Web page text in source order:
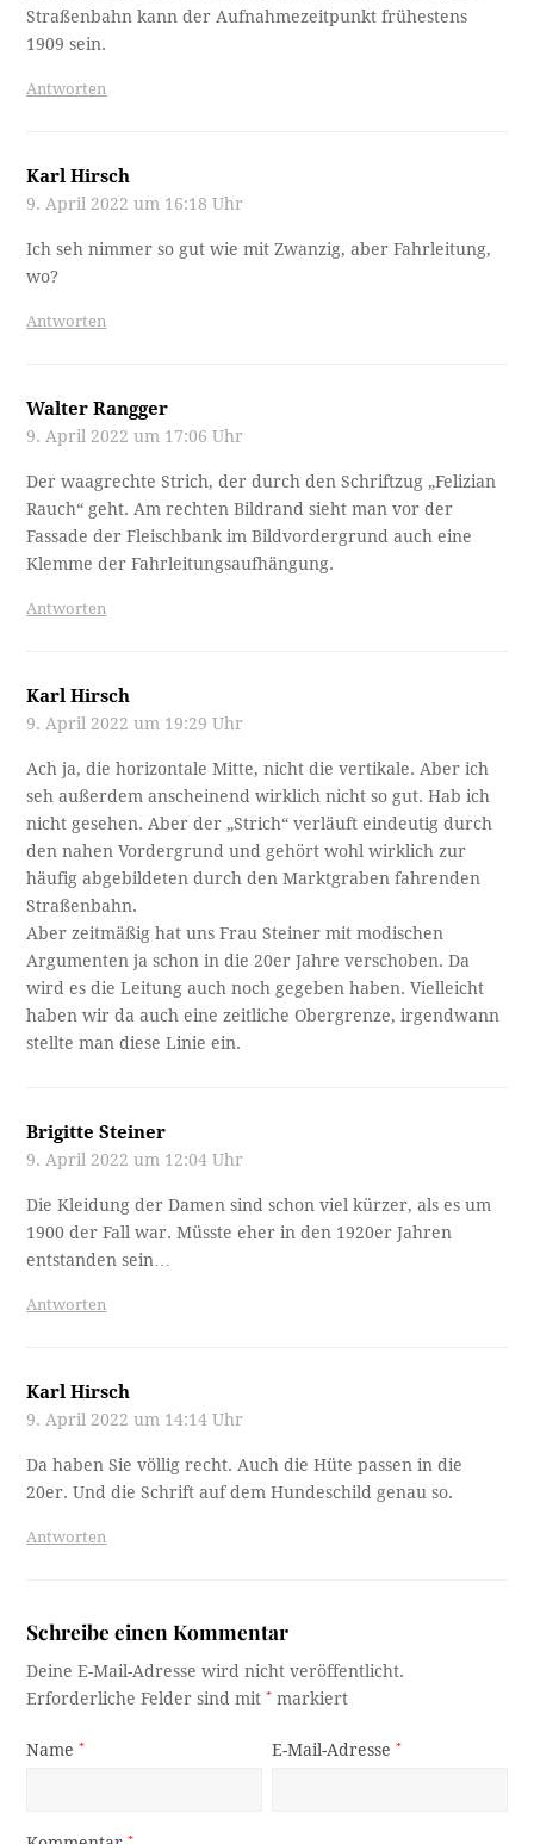
Straßenbahn kann der Aufnahmezeitpunkt frühestens
1909 sein.
Antworten
Karl Hirsch
9. April 2022 um 16:18 Uhr
Ich seh nimmer so gut wie mit Zwanzig, aber Fahrleitung,
wo?
Antworten
Walter Rangger
9. April 2022 um 17:06 Uhr
Der waagrechte Strich, der durch den Schriftzug „Felizian
Rauch“ geht. Am rechten Bildrand sieht man vor der
Fassade der Fleischbank im Bildvordergrund auch eine
Klemme der Fahrleitungsaufhängung.
Antworten
Karl Hirsch
9. April 2022 um 19:29 Uhr
Ach ja, die horizontale Mitte, nicht die vertikale. Aber ich
seh außerdem anscheinend wirklich nicht so gut. Hab ich
nicht gesehen. Aber der „Strich“ verläuft eindeutig durch
den nahen Vordergrund und gehört wohl wirklich zur
häufig abgebildeten durch den Marktgraben fahrenden
Straßenbahn.
Aber zeitmäßig hat uns Frau Steiner mit modischen
Argumenten ja schon in die 20er Jahre verschoben. Da
wird es die Leitung auch noch gegeben haben. Vielleicht
haben wir da auch eine zeitliche Obergrenze, irgendwann
stellte man diese Linie ein.
Brigitte Steiner
9. April 2022 um 12:04 Uhr
Die Kleidung der Damen sind schon viel kürzer, als es um
1900 der Fall war. Müsste eher in den 1920er Jahren
entstanden sein…
Antworten
Karl Hirsch
9. April 2022 um 14:14 Uhr
Da haben Sie völlig recht. Auch die Hüte passen in die
20er. Und die Schrift auf dem Hundeschild genau so.
Antworten
Schreibe einen Kommentar
Deine E-Mail-Adresse wird nicht veröffentlicht.
Erforderliche Felder sind mit* markiert
Name* E-Mail-Adresse*
*